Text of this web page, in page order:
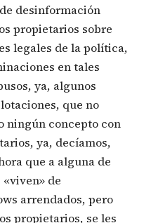
desinformación
propietarios sobre
legales de la política,
en tales
ya, algunos
que no
ningún concepto con
ya, decíamos,
que a alguna de
de
arrendados, pero
propietarios, se les